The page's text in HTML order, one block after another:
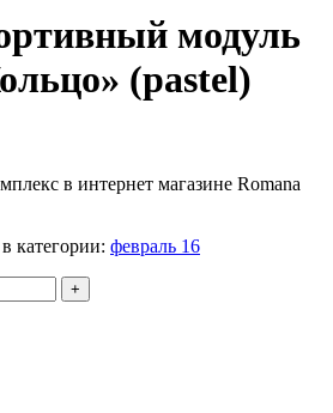
модуль
(pastel)
в интернет магазине Romana
категории: февраль 16